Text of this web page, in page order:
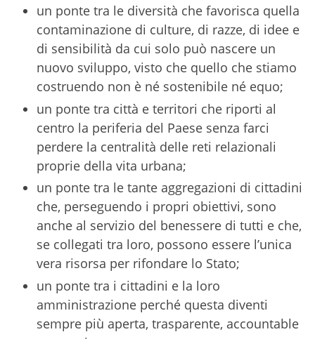
un ponte tra le diversità che favorisca quella
contaminazione di culture, di razze, di idee e
di sensibilità da cui solo può nascere un
nuovo sviluppo, visto che quello che stiamo
costruendo non è né sostenibile né equo;
un ponte tra città e territori che riporti al
centro la periferia del Paese senza farci
perdere la centralità delle reti relazionali
proprie della vita urbana;
un ponte tra le tante aggregazioni di cittadini
che, perseguendo i propri obiettivi, sono
anche al servizio del benessere di tutti e che,
se collegati tra loro, possono essere l’unica
vera risorsa per rifondare lo Stato;
un ponte tra i cittadini e la loro
amministrazione perché questa diventi
sempre più aperta, trasparente, accountable